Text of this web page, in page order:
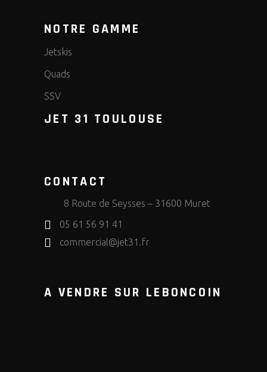
NOTRE GAMME
Jetskis
Quads
SSV
JET 31 TOULOUSE
CONTACT
8 Route de Seysses – 31600 Muret
05 61 56 91 41
commercial@jet31.fr
A VENDRE SUR LEBONCOIN